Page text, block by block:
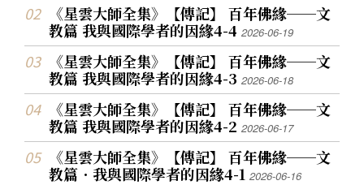
《星雲大師全集》【傳記】 百年佛緣──文
教篇 我與國際學者的因緣4-42026-06-19
《星雲大師全集》【傳記】 百年佛緣──文
教篇 我與國際學者的因緣4-32026-06-18
《星雲大師全集》【傳記】 百年佛緣──文
教篇 我與國際學者的因緣4-22026-06-17
《星雲大師全集》【傳記】 百年佛緣──文
教篇．我與國際學者的因緣4-12026-06-16